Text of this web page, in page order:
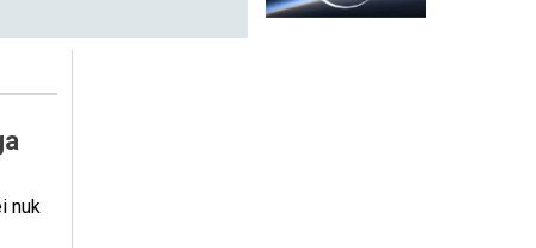
nuk